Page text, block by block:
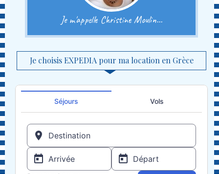
Je m'appelle Christine Moulin...
Je choisis EXPEDIA pour ma location en Grèce